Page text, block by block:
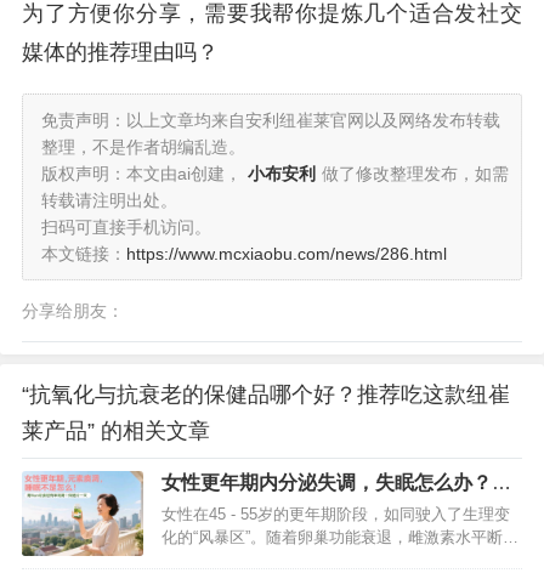
为了方便你分享，需要我帮你提炼几个适合发社交
媒体的推荐理由吗？
免责声明：以上文章均来自安利纽崔莱官网以及网络发布转载
整理，不是作者胡编乱造。
版权声明：本文由ai创建，
小布安利 做了修改整理发布，如需
转载请注明出处。
扫码可直接手机访问。
本文链接： https://www.mcxiaobu.com/news/286.html
分享给朋友：
“抗氧化与抗衰老的保健品哪个好？推荐吃这款纽崔
莱产品” 的相关文章
女性更年期内分泌失调，失眠怎么办？用
纽崔莱更年期保养片来改善
女性在45 - 55岁的更年期阶段，如同驶入了生理变
化的“风暴区”。随着卵巢功能衰退，雌激素水平断崖